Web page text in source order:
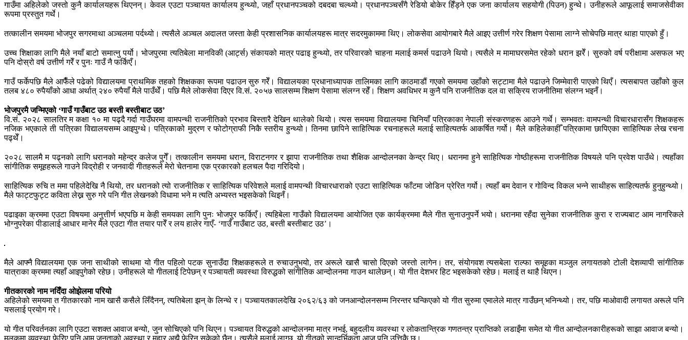
गाउँमा अहिलेको जस्तो कुनै कार्यालयहरू थिएनन्। केवल एउटा पञ्चायत कार्यालय हुन्थ्यो, जहाँ प्रधानपञ्चको दबदबा चल्थ्यो। प्रधानपञ्चसँगै रेडियो बोकेर हिँड्ने एक जना कार्यालय सहयोगी (पिउन) हुन्थे। उनीहरूले आफूलाई समाजसेवीका
रूपमा प्रस्तुत गर्थे।
तत्कालीन समयमा भोजपुर सगरमाथा अञ्चलमा पर्दथ्यो। त्यसैले अञ्चल अदालत जस्ता केही प्रशासनिक कार्यालयहरू मात्र सदरमुकाममा थिए। लोकसेवा आयोगबारे मैले आइए उत्तीर्ण गरेर शिक्षण पेसामा लाग्ने सोचेपछि मात्र थाहा पाएको हुँ।
उच्च शिक्षाका लागि मैले नयाँ बाटो समात्नु पर्यो। भोजपुरमा त्यतिबेला मानविकी (आर्ट्स) संकायको मात्र पढाइ हुन्थ्यो, तर परिवारको चाहना मलाई कमर्स पढाउने थियो। त्यसैले म मामाघरसमेत रहेको धरान झरेँ। सुरुको वर्ष परीक्षामा असफल भए
पनि दोस्रो वर्ष उत्तीर्ण गरेँ र पुनः गाउँ नै फर्किएँ।
गाउँ फर्केपछि मैले आफैँले पढेको विद्यालयमा प्राथमिक तहको शिक्षकका रूपमा पढाउन सुरु गरेँ। विद्यालयका प्रधानाध्यापक तालिमका लागि काठमाडौं गएको समयमा उहाँको सट्टामा मैले पढाउने जिम्मेवारी पाएको थिएँ। त्यसबापत उहाँको कुल
तलब ४८० रुपैयाँको आधा अर्थात् २४० रुपैयाँ मैले पाउँथेँ। पछि मैले लोकसेवा दिएर वि.सं. २०५७ सालसम्म शिक्षण पेसामा संलग्न रहेँ। शिक्षण अवधिभर म कुनै पनि राजनीतिक दल वा सक्रिय राजनीतिमा संलग्न भइनँ।
भोजपुरमै जन्मिएको ‘गाउँ गाउँबाट उठ बस्ती बस्तीबाट उठ’
वि.सं. २०२८ सालतिर म कक्षा १० मा पढ्दै गर्दा गाउँघरमा वामपन्थी राजनीतिको प्रभाव बिस्तारै देखिन थालेको थियो। त्यस समयमा विद्यालयमा चिनियाँ पत्रिकाका नेपाली संस्करणहरू आउने गर्थे। सम्भवतः वामपन्थी विचारधारासँग शिक्षकहरू
नजिक भएकाले ती पत्रिका विद्यालयसम्म आइपुग्थे। पत्रिकाको मुद्रण र फोटोग्राफी निकै स्तरीय हुन्थ्यो। तिनमा छापिने साहित्यिक रचनाहरूले मलाई साहित्यतर्फ आकर्षित गर्यो। मैले कहिलेकाहीँ पत्रिकामा छापिएका साहित्यिक लेख रचना
पढ्थेँ।
२०२८ सालमै म पढ्नको लागि धरानको महेन्द्र कलेज पुगेँ। तत्कालीन समयमा धरान, विराटनगर र झापा राजनीतिक तथा शैक्षिक आन्दोलनका केन्द्र थिए। धरानमा हुने साहित्यिक गोष्ठीहरूमा राजनीतिक विषयले पनि प्रवेश पाउँथे। त्यहाँका
सांगीतिक समूहहरूले गाउने विद्रोही र जनवादी गीतहरूले मेरो चेतनामा एक प्रकारको हलचल पैदा गरिदियो।
साहित्यिक रुचि त ममा पहिलेदेखि नै थियो, तर धरानको त्यो राजनीतिक र साहित्यिक परिवेशले मलाई वामपन्थी विचारधाराको एउटा साहित्यिक फाँटमा जोडिन प्रेरित गर्यो। त्यहाँ बम देवान र गोविन्द विकल भन्ने साथीहरू साहित्यतर्फ हुनुहुन्थ्यो।
मैले फाट्टफुट्ट कविता लेख्न सुरु गरे पनि गीत लेखनको विधामा भने म त्यति अभ्यस्त भइसकेको थिइनँ।
पढाइका क्रममा एउटा विषयमा अनुत्तीर्ण भएपछि म केही समयका लागि पुनः भोजपुर फर्किएँ। त्यहिबेला गाउँको विद्यालयमा आयोजित एक कार्यक्रममा मैले गीत सुनाउनुपर्ने भयो। धरानमा रहँदा सुनेका राजनीतिक कुरा र राज्यबाट आम नागरिकले
भोग्नुपरेका पीडालाई आधार मानेर मैले एउटा गीत तयार पारेँ र लय हालेर गाएँ- ‘गाउँ गाउँबाट उठ, बस्ती बस्तीबाट उठ’।
मैले आफ्नै विद्यालयमा एक जना साथीको साथमा यो गीत पहिलो पटक सुनाउँदा शिक्षकहरूले त रुचाउनुभयो, तर अरूले खासै चासो दिएको जस्तो लागेन। तर, संयोगवश त्यसबेला राल्फा समूहका मञ्जुल लगायतको टोली देशव्यापी सांगीतिक
यात्राका क्रममा त्यहाँ आइपुगेको रहेछ। उनीहरूले यो गीतलाई टिपेछन् र पञ्चायती व्यवस्था विरुद्धको सांगीतिक आन्दोलनमा गाउन थालेछन्। यो गीत देशभर हिट भइसकेको रहेछ। मलाई त थाहै थिएन।
गीतकारको नाम नदिँदा ओझेलमा परियो
अहिलेको समयमा त गीतकारको नाम खासै कसैले लिँदैनन्, त्यतिबेला झन् के लिन्थे र। पञ्चायतकालदेखि २०६२/६३ को जनआन्दोलनसम्म निरन्तर घन्किएको यो गीत सुरुमा एमालेले मात्र गाउँछन् भनिन्थ्यो। तर, पछि माओवादी लगायत अरूले पनि
यसलाई प्रयोग गरे।
यो गीत परिवर्तनका लागि एउटा सशक्त आवाज बन्यो, जुन सोचिएको पनि थिएन। पञ्चायत विरुद्धको आन्दोलनमा मात्र नभई, बहुदलीय व्यवस्था र लोकतान्त्रिक गणतन्त्र प्राप्तिको लडाइँमा समेत यो गीत आन्दोलनकारीहरूको साझा आवाज बन्यो।